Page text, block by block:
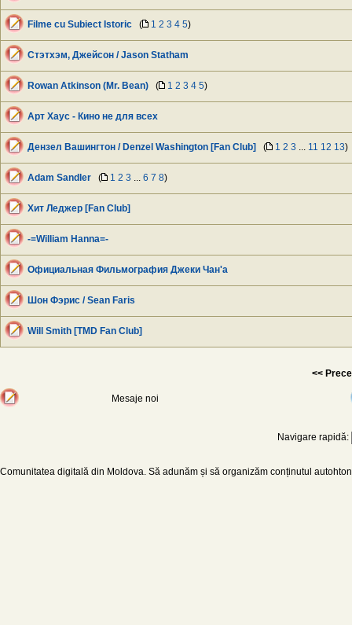
Filme cu Subiect Istoric ( 1 2 3 4 5)
Стэтхэм, Джейсон / Jason Statham
Rowan Atkinson (Mr. Bean) ( 1 2 3 4 5)
Арт Хаус - Кино не для всех
Дензел Вашингтон / Denzel Washington [Fan Club] ( 1 2 3 11 12 13)
Adam Sandler ( 1 2 3 6 7 8)
Хит Леджер [Fan Club]
-=William Hanna=-
Официальная Фильмография Джеки Чан'а
Шон Фэрис / Sean Faris
Will Smith [TMD Fan Club]
<<
Mesaje noi
Navigare rapidă:
Comunitatea digitală din Moldova. Să adunăm și să organizăm conținutul